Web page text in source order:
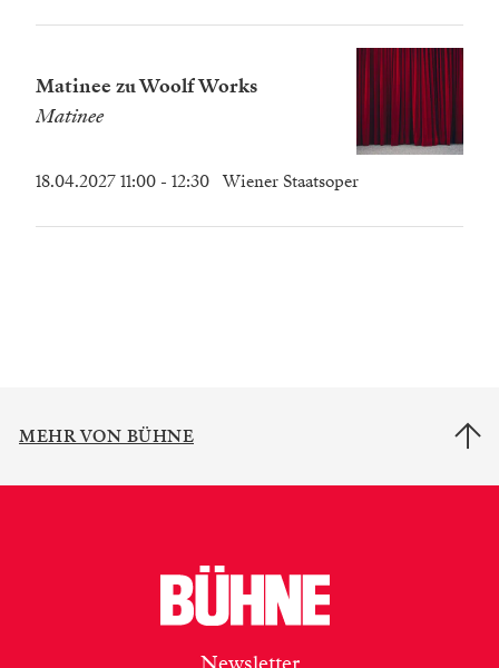
Matinee zu Woolf Works
Matinee
18.04.2027 11:00 - 12:30 Wiener Staatsoper
MEHR VON BÜHNE